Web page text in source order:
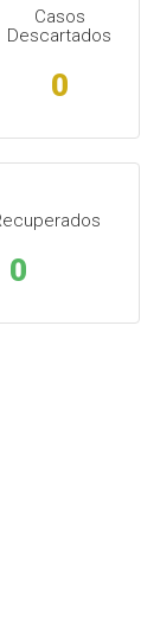
Casos
Descartados
0
0